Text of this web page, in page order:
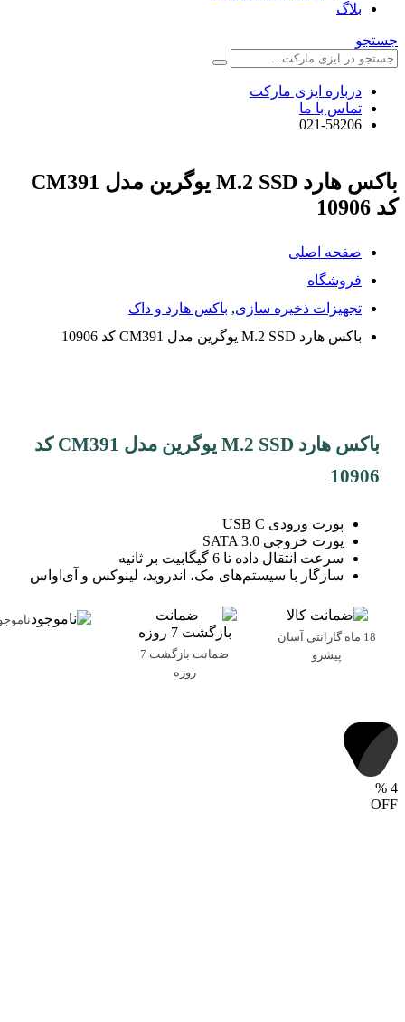
بلاگ
جستجو
درباره ایزی مارکت
تماس با ما
021-58206
باکس هارد M.2 SSD یوگرین مدل CM391
کد 10906
صفحه اصلی
فروشگاه
تجهیزات ذخیره سازی, باکس هارد و داک
باکس هارد M.2 SSD یوگرین مدل CM391 کد 10906
باکس هارد M.2 SSD یوگرین مدل CM391 کد
10906
پورت ورودی USB C
پورت خروجی SATA 3.0
سرعت انتقال داده تا 6 گیگابیت بر ثانیه
سازگار با سیستم‌های مک، اندروید، لینوکس و آی‌اواس
18 ماه گارانتی آسان
پیشرو
ضمانت بازگشت 7
روزه
4
%
OFF